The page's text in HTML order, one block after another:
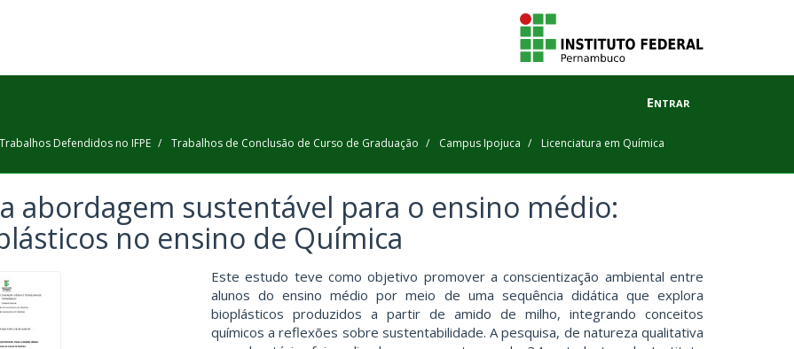
Entrar
Trabalhos Defendidos no IFPE Trabalhos de Conclusão de Curso de Graduação Campus Ipojuca
Licenciatura em Química
abordagem sustentável para o ensino médio:
no ensino de Química
Este estudo teve como objetivo promover a conscientização ambiental entre
alunos do ensino médio por meio de uma sequência didática que explora
bioplásticos produzidos a partir de amido de milho, integrando conceitos
químicos a reflexões sobre sustentabilidade. A pesquisa, de natureza qualitativa